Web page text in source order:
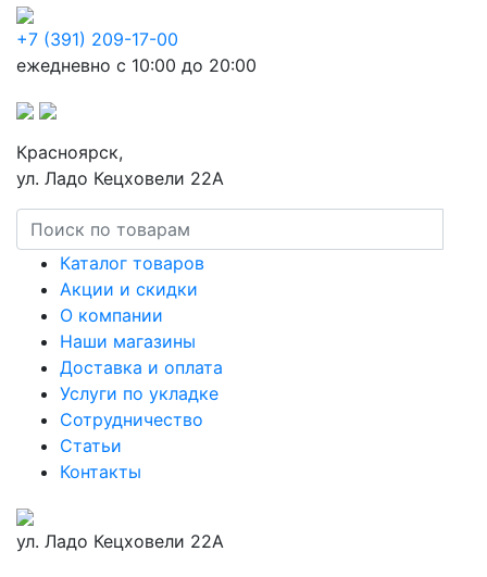
+7 (391) 209-17-00
ежедневно с 10:00 до 20:00
Красноярск,
ул. Ладо Кецховели 22А
Каталог товаров
Акции и скидки
О компании
Наши магазины
Доставка и оплата
Услуги по укладке
Сотрудничество
Статьи
Контакты
ул. Ладо Кецховели 22А